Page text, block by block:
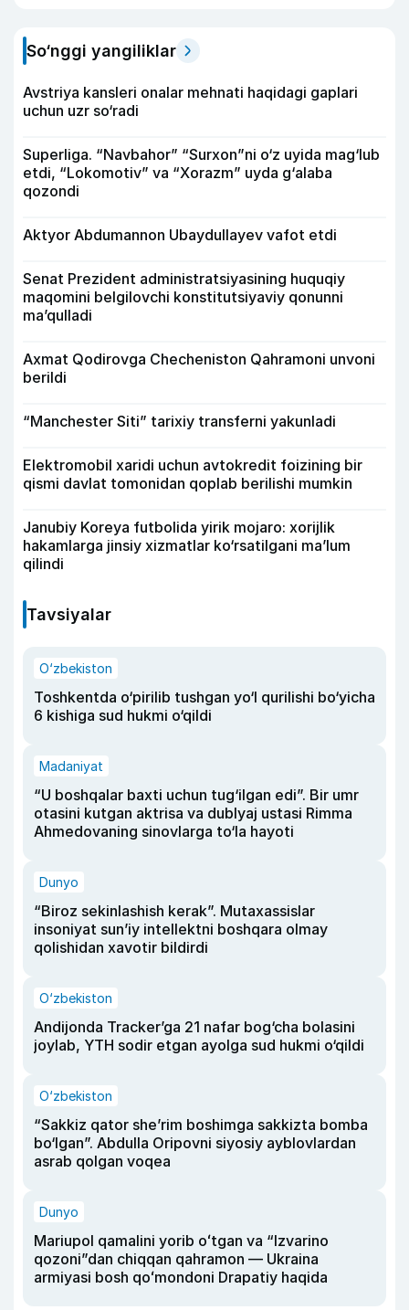
So‘nggi yangiliklar
Avstriya kansleri onalar mehnati haqidagi gaplari
uchun uzr so‘radi
Superliga. “Navbahor” “Surxon”ni o‘z uyida mag‘lub
etdi, “Lokomotiv” va “Xorazm” uyda g‘alaba
qozondi
Aktyor Abdu­mannon Ubaydullayev vafot etdi
Senat Prezident administratsiyasining huquqiy
maqomini belgilovchi konstitutsiyaviy qonunni
ma’qulladi
Axmat Qodirovga Checheniston Qahramoni unvoni
berildi
“Manchester Siti” tarixiy transferni yakunladi
Elektromobil xaridi uchun avtokredit foizining bir
qismi davlat tomonidan qoplab berilishi mumkin
Janubiy Koreya futbolida yirik mojaro: xorijlik
hakamlarga jinsiy xizmatlar ko‘rsatilgani ma’lum
qilindi
Tavsiyalar
O‘zbekiston
Toshkentda o‘pirilib tushgan yo‘l qurilishi bo‘yicha
6 kishiga sud hukmi o‘qildi
Madaniyat
“U boshqalar baxti uchun tug‘ilgan edi”. Bir umr
otasini kutgan aktrisa va dublyaj ustasi Rimma
Ahmedovaning sinovlarga to‘la hayoti
Dunyo
“Biroz sekinlashish kerak”. Mutaxassislar
insoniyat sun’iy intellektni boshqara olmay
qolishidan xavotir bildirdi
O‘zbekiston
Andijonda Tracker’ga 21 nafar bog‘cha bolasini
joylab, YTH sodir etgan ayolga sud hukmi o‘qildi
O‘zbekiston
“Sakkiz qator she’rim boshimga sakkizta bomba
bo‘lgan”. Abdulla Oripovni siyosiy ayblovlardan
asrab qolgan voqea
Dunyo
Mariupol qamalini yorib oʻtgan va “Izvarino
qozoni”dan chiqqan qahramon — Ukraina
armiyasi bosh qoʻmondoni Drapatiy haqida